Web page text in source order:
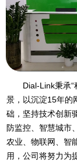
Dial-Link秉承
景，以沉淀15年的
础，坚持技术创新
防监控、智慧城市
农业、物联网、智
用，公司将努力为